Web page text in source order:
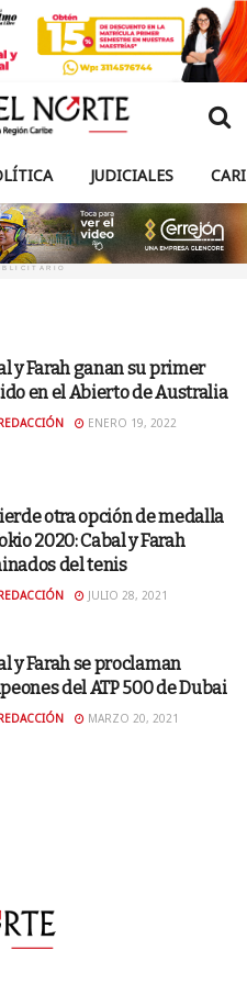
JUDICIALES
y Farah ganan su primer
en el Abierto de Australia
ENERO 19, 2022
otra opción de medalla
2020: Cabal y Farah
del tenis
JULIO 28, 2021
y Farah se proclaman
del ATP 500 de Dubai
MARZO 20, 2021